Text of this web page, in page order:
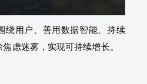
绕用户、善用数据智能、持续
虑迷雾，实现可持续增长。